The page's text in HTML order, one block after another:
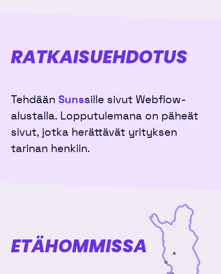
RATKAISU­EHDOTUS
TehdäänSunssille sivut Webflow-
alustalla. Lopputulemana on päheät
sivut, jotka herättävät yrityksen
tarinan henkiin.
ETÄHOMMISSA